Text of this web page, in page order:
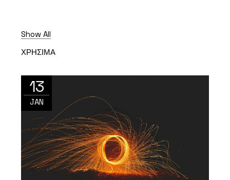
Show All
ΧΡΗΣΙΜΑ
13
JAN